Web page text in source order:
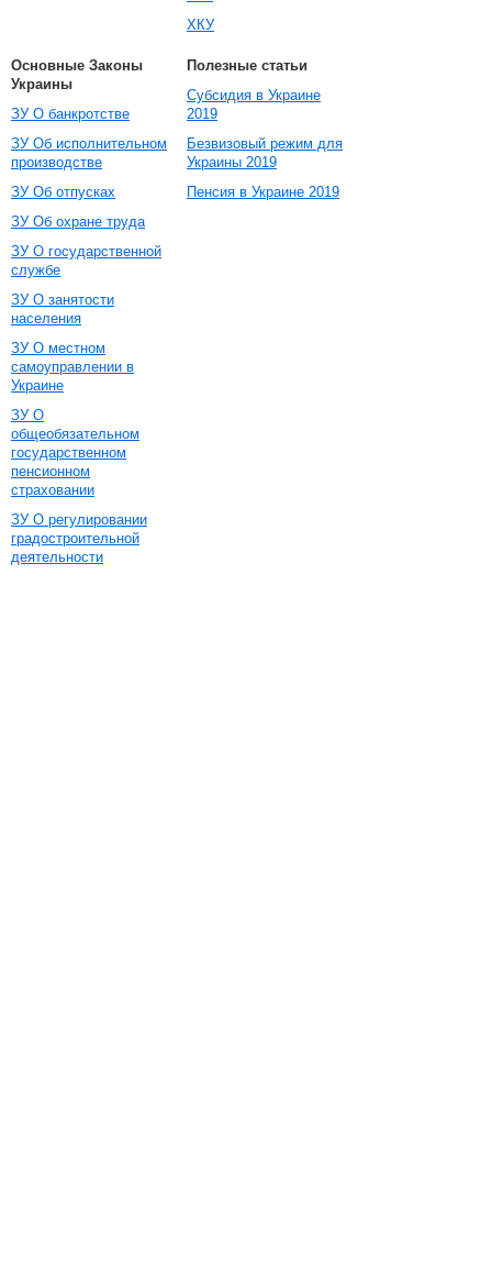
ХКУ
Основные Законы
Украины
ЗУ О банкротстве
ЗУ Об исполнительном
производстве
ЗУ Об отпусках
ЗУ Об охране труда
ЗУ О государственной
службе
ЗУ О занятости
населения
ЗУ О местном
самоуправлении в
Украине
ЗУ О
общеобязательном
государственном
пенсионном
страховании
ЗУ О регулировании
градостроительной
деятельности
Полезные статьи
Субсидия в Украине
2019
Безвизовый режим для
Украины 2019
Пенсия в Украине 2019